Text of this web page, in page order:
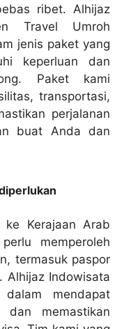
ribet. Alhijaz
Travel Umroh
jenis paket yang
keperluan dan
Paket kami
transportasi,
perjalanan
buat Anda dan
ke Kerajaan Arab
memperoleh
termasuk paspor
Alhijaz Indowisata
mendapat
dan memastikan